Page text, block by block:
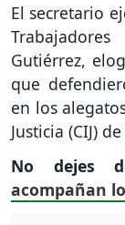
El secretario
Gutiérrez,
que
en los
Justicia (CIJ)
No dejes
acompañan